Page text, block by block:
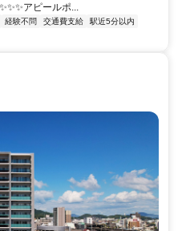
アピールポ...
経験不問 交通費支給
駅近5分以内